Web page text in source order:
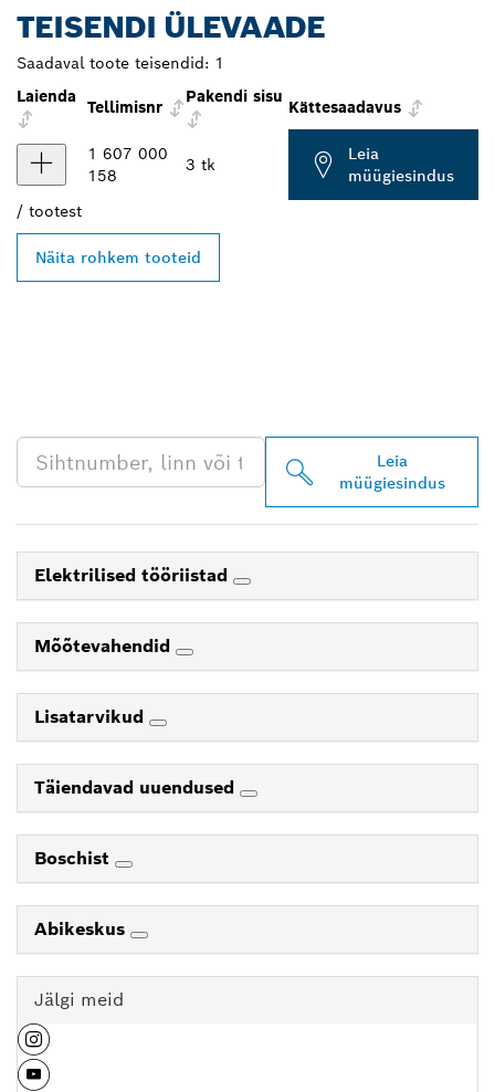
TEISENDI ÜLEVAADE
Saadaval toote teisendid: 1
Laienda
Tellimisnr
Pakendi sisu
Kättesaadavus
1 607 000
158
3 tk
Leia
müügiesindus
/ tootest
Näita rohkem tooteid
Leia
müügiesindus
Elektrilised tööriistad
Mõõtevahendid
Lisatarvikud
Täiendavad uuendused
Boschist
Abikeskus
Jälgi meid